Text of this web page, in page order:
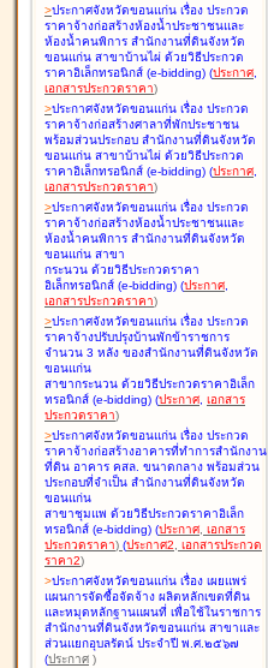
>ประกาศจังหวัดขอนแก่น เรื่อง ประกวด
ราคาจ้างก่อสร้างห้องน้ำประชาชนและ
ห้องน้ำคนพิการ สำนักงานที่ดินจังหวัด
ขอนแก่น สาขาบ้านไผ่ ด้วยวิธีประกวด
ราคาอิเล็กทรอนิกส์ (e-bidding) (ประกาศ,
เอกสารประกวดราคา)
>ประกาศจังหวัดขอนแก่น เรื่อง ประกวด
ราคาจ้างก่อสร้างศาลาที่พักประชาชน
พร้อมส่วนประกอบ สำนักงานที่ดินจังหวัด
ขอนแก่น สาขาบ้านไผ่ ด้วยวิธีประกวด
ราคาอิเล็กทรอนิกส์ (e-bidding) (ประกาศ,
เอกสารประกวดราคา)
>ประกาศจังหวัดขอนแก่น เรื่อง ประกวด
ราคาจ้างก่อสร้างห้องน้ำประชาชนและ
ห้องน้ำคนพิการ สำนักงานที่ดินจังหวัด
ขอนแก่น สาขา
กระนวน ด้วยวิธีประกวดราคา
อิเล็กทรอนิกส์ (e-bidding) (ประกาศ,
เอกสารประกวดราคา)
>ประกาศจังหวัดขอนแก่น เรื่อง ประกวด
ราคาจ้างปรับปรุงบ้านพักข้าราชการ
จำนวน 3 หลัง ของสำนักงานที่ดินจังหวัด
ขอนแก่น
สาขากระนวน ด้วยวิธีประกวดราคาอิเล็ก
ทรอนิกส์ (e-bidding) (ประกาศ, เอกสาร
ประกวดราคา)
>ประกาศจังหวัดขอนแก่น เรื่อง ประกวด
ราคาจ้างก่อสร้างอาคารที่ทำการสำนักงาน
ที่ดิน อาคาร คสล. ขนาดกลาง พร้อมส่วน
ประกอบที่จำเป็น สำนักงานที่ดินจังหวัด
ขอนแก่น
สาขาชุมแพ ด้วยวิธีประกวดราคาอิเล็ก
ทรอนิกส์ (e-bidding) (ประกาศ, เอกสาร
ประกวดราคา) (ประกาศ2, เอกสารประกวด
ราคา2)
>ประกาศจังหวัดขอนแก่น เรื่อง เผยแพร่
แผนการจัดซื้อจัดจ้าง ผลิตหลักเขตที่ดิน
และหมุดหลักฐานแผนที่ เพื่อใช้ในราชการ
สำนักงานที่ดินจังหวัดขอนแก่น สาขาและ
ส่วนแยกอุบลรัตน์ ประจำปี พ.ศ.๒๕๖๗
(ประกาศ )